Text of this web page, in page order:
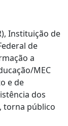
Instituição de
de
a
MEC
e de
dos
torna público